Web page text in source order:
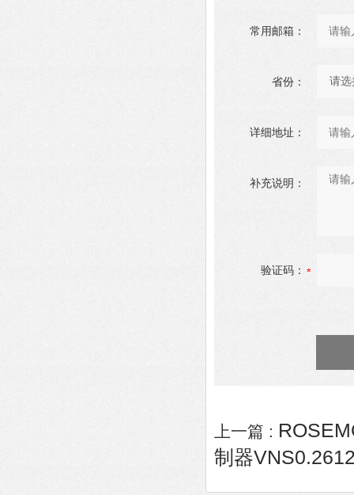
常用邮箱：
省份：
详细地址：
补充说明：
验证码：
上一篇 :
制器